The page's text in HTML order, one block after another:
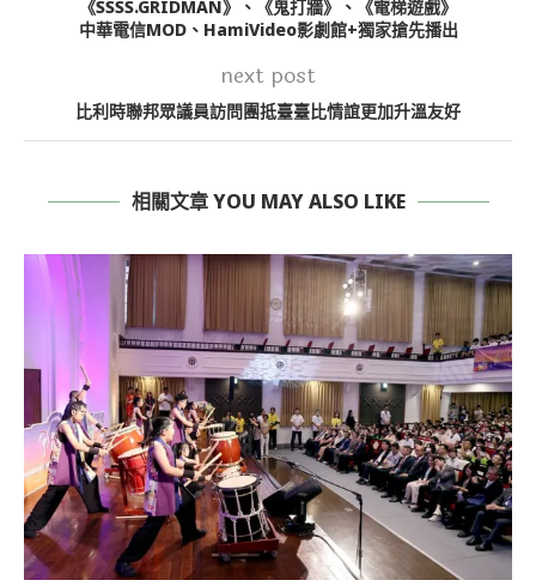
《SSSS.GRIDMAN》、《鬼打牆》、《電梯遊戲》
中華電信MOD、HamiVideo影劇館+獨家搶先播出
next post
比利時聯邦眾議員訪問團抵臺臺比情誼更加升溫友好
相關文章 YOU MAY ALSO LIKE